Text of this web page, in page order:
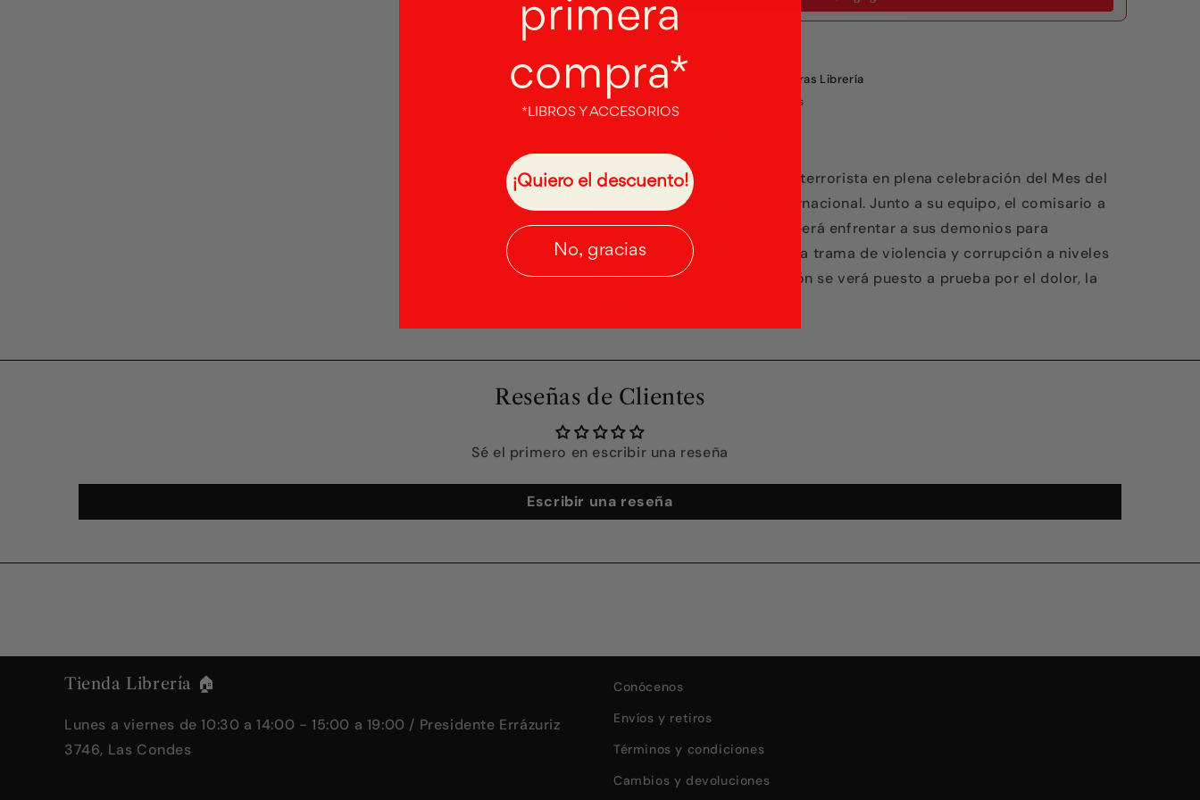
Retiro disponible en Tienda Autoras Librería
Normalmente está listo en 4 horas
Santiago de Chile. Un ataque terrorista en plena celebración del Mes del
Orgullo provoca revuelo internacional. Junto a su equipo, el comisario a
cargo de la investigación deberá enfrentar a sus demonios para
desentrañar a contrarreloj una trama de violencia y corrupción a niveles
impensados, donde su corazón se verá puesto a prueba por el dolor, la
Reseñas de Clientes
Sé el primero en escribir una reseña
Escribir una reseña
Tienda Librería 🏠
Lunes a viernes de 10:30 a 14:00 - 15:00 a 19:00 / Presidente Errázuriz
3746, Las Condes
Conócenos
Envíos y retiros
Términos y condiciones
Cambios y devoluciones
primera
compra*
*LIBROS Y ACCESORIOS
¡Quiero el descuento!
No, gracias